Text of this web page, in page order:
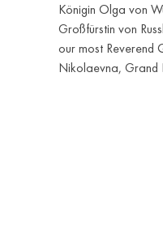
Königin Olga von
Großfürstin von
our most Reverend
Nikolaevna, Grand